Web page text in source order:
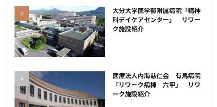
大分大学医学部附属病院「精神
科デイケアセンター」 リワー
ク施設紹介
医療法人内海慈仁会 有馬病院
「リワーク病棟 六甲」 リワ
ーク施設紹介